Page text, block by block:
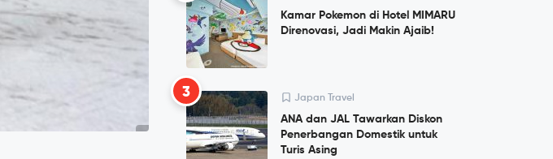
Kamar Pokemon di Hotel MIMARU
Direnovasi, Jadi Makin Ajaib!
3 Japan Travel
ANA dan JAL Tawarkan Diskon
Penerbangan Domestik untuk
Turis Asing